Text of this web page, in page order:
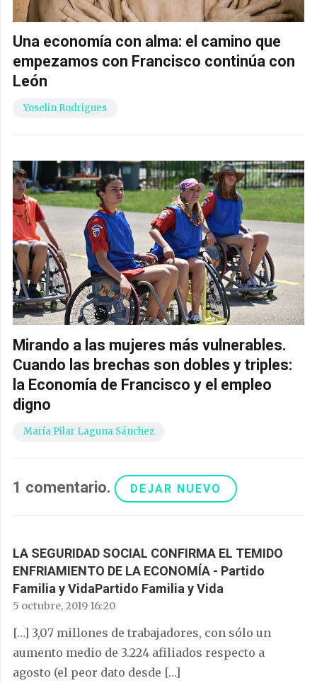
Una economía con alma: el camino que
empezamos con Francisco continúa con
León
Yoselin Rodrigues
Mirando a las mujeres más vulnerables.
Cuando las brechas son dobles y triples:
la Economía de Francisco y el empleo
digno
María Pilar Laguna Sánchez
1 comentario. DEJAR NUEVO
LA SEGURIDAD SOCIAL CONFIRMA EL TEMIDO
ENFRIAMIENTO DE LA ECONOMÍA - Partido
Familia y VidaPartido Familia y Vida
5 octubre, 2019 16:20
[…] 3,07 millones de trabajadores, con sólo un
aumento medio de 3.224 afiliados respecto a
agosto (el peor dato desde […]